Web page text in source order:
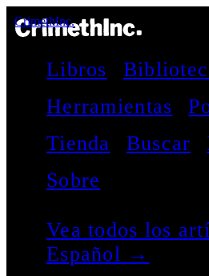
CrimethInc.
Libros
Herramientas
Tienda
Buscar
Sobre
Vea todos los
Español →